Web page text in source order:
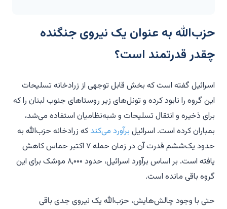
حزب‌الله به عنوان یک نیروی جنگنده
چقدر قدرتمند است؟
اسرائیل گفته است که بخش قابل توجهی از زرادخانه تسلیحات
این گروه را نابود کرده و تونل‌های زیر روستاهای جنوب لبنان را که
برای ذخیره و انتقال تسلیحات و شبه‌نظامیان استفاده می‌شد،
بمباران کرده است. اسرائیل برآورد می‌کند که زرادخانه حزب‌الله به
حدود یک‌ششم قدرت آن در زمان حمله ۷ اکتبر حماس کاهش
یافته است. بر اساس برآورد اسرائیل، حدود ۸,۰۰۰ موشک برای این
گروه باقی مانده است.
حتی با وجود چالش‌هایش، حزب‌الله یک نیروی جدی باقی